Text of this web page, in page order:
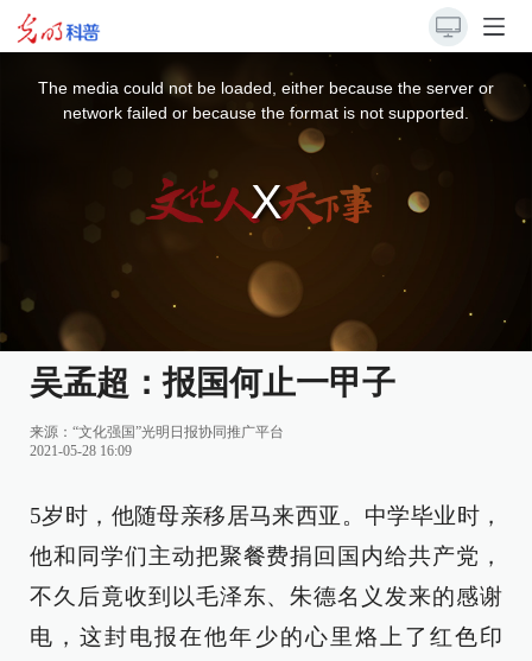
The media could not be loaded, either because the server or
network failed or because the format is not supported.
吴孟超：报国何止一甲子
来源： “文化强国”光明日报协同推广平台
2021-05-28 16:09
5岁时，他随母亲移居马来西亚。中学毕业时，
他和同学们主动把聚餐费捐回国内给共产党，
不久后竟收到以毛泽东、朱德名义发来的感谢
电，这封电报在他年少的心里烙上了红色印